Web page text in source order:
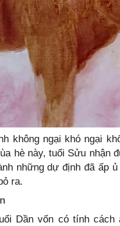
không ngại khó ngại
hè này, tuổi Sửu nhận
những dự định đã ấp
ra.
Dần vốn có tính